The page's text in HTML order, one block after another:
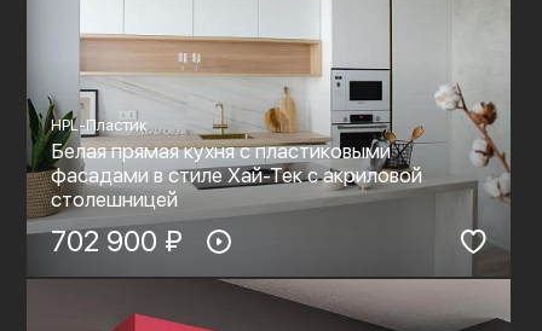
HPL-Пластик
Белая прямая кухня с пластиковыми
фасадами в стиле Хай-Тек c акриловой
столешницей
702 900 ₽